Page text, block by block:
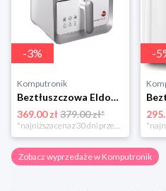
-3%
Komputronik
Beztłuszczowa Eldom MFC1000 biało-srebrny
369.00 zł379.00 zł*
-5
Zobacz wyprzedaże w Komputronik